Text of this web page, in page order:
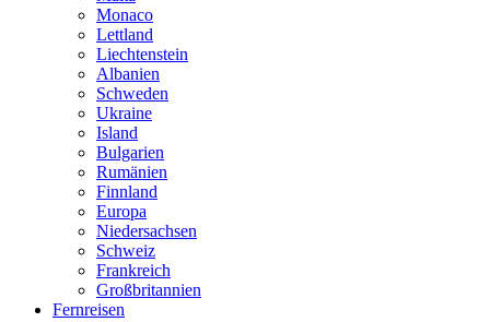
Monaco
Lettland
Liechtenstein
Albanien
Schweden
Ukraine
Island
Bulgarien
Rumänien
Finnland
Europa
Niedersachsen
Schweiz
Frankreich
Großbritannien
Fernreisen